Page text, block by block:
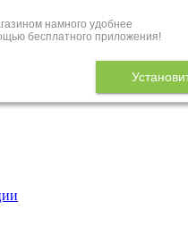
намного удобнее
бесплатного приложения!